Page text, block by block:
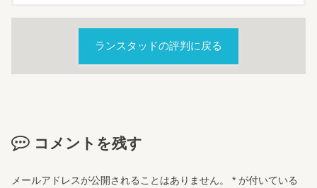
ランスタッドの評判に戻る
コメントを残す
メールアドレスが公開されることはありません。 * が付いている